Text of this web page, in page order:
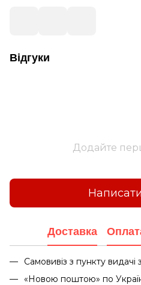
Відгуки
Додайте
Доставка
Самовивіз з пункту видачі
«Новою поштою» по